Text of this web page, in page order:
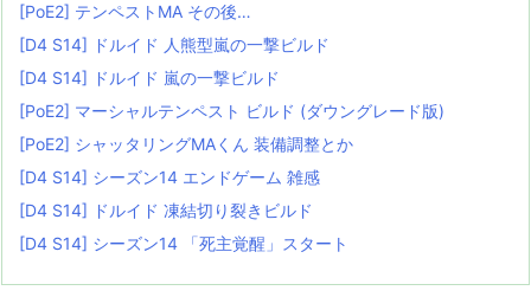
[PoE2] テンペストMA その後…
[D4 S14] ドルイド 人熊型嵐の一撃ビルド
[D4 S14] ドルイド 嵐の一撃ビルド
[PoE2] マーシャルテンペスト ビルド (ダウングレード版)
[PoE2] シャッタリングMAくん 装備調整とか
[D4 S14] シーズン14 エンドゲーム 雑感
[D4 S14] ドルイド 凍結切り裂きビルド
[D4 S14] シーズン14 「死主覚醒」スタート